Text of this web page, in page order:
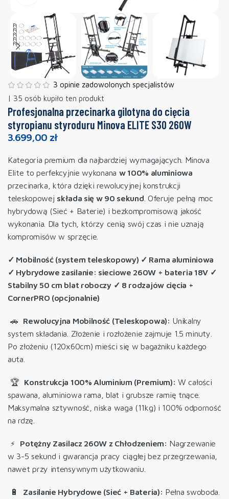
3 opinie zadowolonych specjalistów
| 35 osób kupiło ten produkt
Profesjonalna przecinarka gilotyna do cięcia
styropianu styroduru Minova ELITE S30 260W
3.699,00 zł
Kategoria premium dla najbardziej wymagających. Minova
Elite to perfekcyjnie wykonana w 100% aluminiowa
przecinarka, która dzięki rewolucyjnej konstrukcji
teleskopowej składa się w 90 sekund . Oferuje pełną moc
hybrydową (Sieć + Baterie) i bezkompromisową jakość
wykonania. Dla tych, którzy cenią swój czas i nie uznają
kompromisów w sprzęcie.
✓ Mobilność (system teleskopowy) ✓ Rama aluminiowa
✓ Hybrydowe zasilanie: sieciowe 260W + bateria 18V ✓
Stabilny 50 cm blat roboczy ✓ 8 rodzajów cięcia +
CornerPRO (opcjonalnie)
🚗 Rewolucyjna Mobilność (Teleskopowa): Unikalny
system składania. Złożenie i rozłożenie zajmuje 1.5 minuty.
Po złożeniu (120x60cm) mieści się w bagażniku każdego
auta.
🏆 Konstrukcja 100% Aluminium (Premium): W całości
spawana, aluminiowa rama, blat i grubsze ramię tnące.
Maksymalna sztywność, niska waga (11kg) i 100% odporność
na rdzę.
⚡ Potężny Zasilacz 260W z Chłodzeniem: Nagrzewanie
w 3-5 sekund i gwarancja pracy ciągłej bez przegrzewania,
nawet przy intensywnym użytkowaniu
🔋 Zasilanie Hybrydowe (Sieć + Bateria): Pełna swoboda.